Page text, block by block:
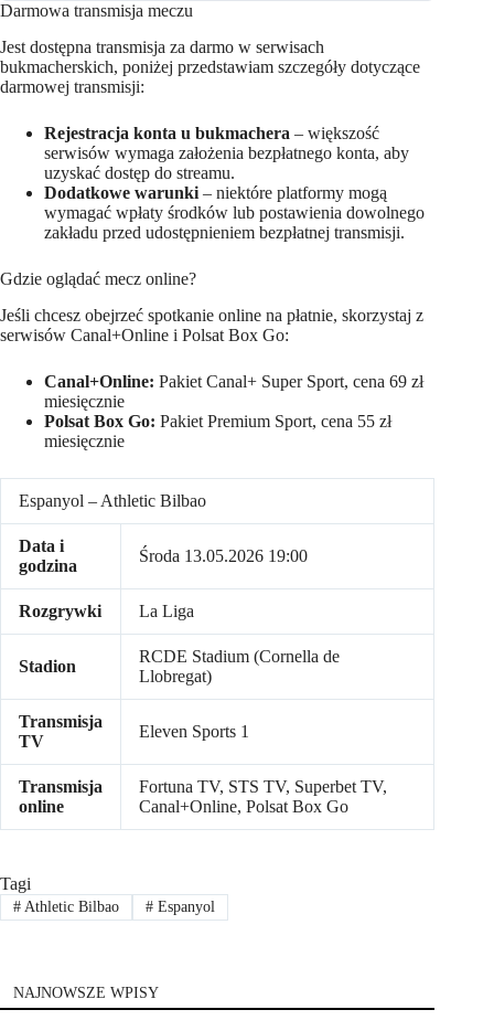
Darmowa transmisja meczu
Jest dostępna transmisja za darmo w serwisach
bukmacherskich, poniżej przedstawiam szczegóły dotyczące
darmowej transmisji:
Rejestracja konta u bukmachera – większość
serwisów wymaga założenia bezpłatnego konta, aby
uzyskać dostęp do streamu.
Dodatkowe warunki – niektóre platformy mogą
wymagać wpłaty środków lub postawienia dowolnego
zakładu przed udostępnieniem bezpłatnej transmisji.
Gdzie oglądać mecz online?
Jeśli chcesz obejrzeć spotkanie online na płatnie, skorzystaj z
serwisów Canal+Online i Polsat Box Go:
Canal+Online: Pakiet Canal+ Super Sport, cena 69 zł
miesięcznie
Polsat Box Go: Pakiet Premium Sport, cena 55 zł
miesięcznie
Espanyol – Athletic Bilbao
Data i
godzina
Środa 13.05.2026 19:00
Rozgrywki La Liga
Stadion
RCDE Stadium (Cornella de
Llobregat)
Transmisja
TV
Eleven Sports 1
Transmisja
online
Fortuna TV, STS TV, Superbet TV,
Canal+Online, Polsat Box Go
Tagi
#Athletic Bilbao #Espanyol
NAJNOWSZE WPISY